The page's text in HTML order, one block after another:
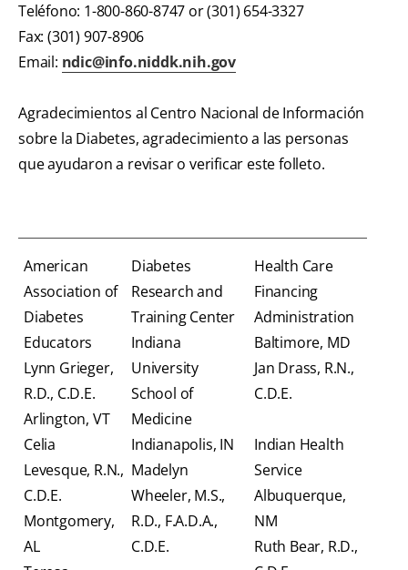
Teléfono: 1-800-860-8747 or (301) 654-3327
Fax: (301) 907-8906
Email: ndic@info.niddk.nih.gov
Agradecimientos al Centro Nacional de Información
sobre la Diabetes, agradecimiento a las personas
que ayudaron a revisar o verificar este folleto.
American
Association of
Diabetes
Educators
Lynn Grieger,
R.D., C.D.E.
Arlington, VT
Celia
Levesque, R.N.,
C.D.E.
Montgomery,
AL
Diabetes
Research and
Training Center
Indiana
University
School of
Medicine
Indianapolis, IN
Madelyn
Wheeler, M.S.,
R.D., F.A.D.A.,
C.D.E.
Health Care
Financing
Administration
Baltimore, MD
Jan Drass, R.N.,
C.D.E.
Indian Health
Service
Albuquerque,
NM
Ruth Bear, R.D.,